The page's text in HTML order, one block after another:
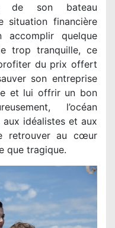
de son bateau
situation financière
accomplir quelque
trop tranquille, ce
du prix offert
son entreprise
et lui offrir un bon
l’océan
idéalistes et aux
retrouver au cœur
que tragique.